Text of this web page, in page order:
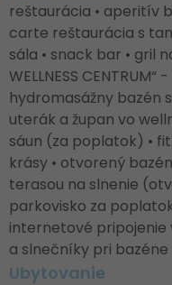
reštaurácia • aperitív
carte reštaurácia s
sála • snack bar • gril
WELLNESS
hydromasážny bazén
uterák a župan vo
sáun (za poplatok) •
krásy • otvorený
terasou na slnenie
parkovisko za
internetové pripojenie
a slnečníky pri
Ubytovanie